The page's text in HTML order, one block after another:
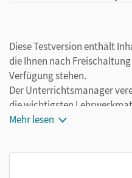
Diese Testversion enthält
die Ihnen nach
Verfügung stehen.
Der Unterrichtsmanager
die wichtigsten
Ergänzt um hilfreiche
Mehr lesen